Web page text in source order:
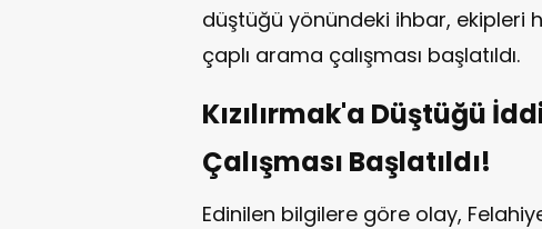
düştüğü yönündeki ihbar, ekipleri
çaplı arama çalışması başlatıldı.
Kızılırmak'a Düştüğü
Çalışması Başlatıldı!
Edinilen bilgilere göre olay,